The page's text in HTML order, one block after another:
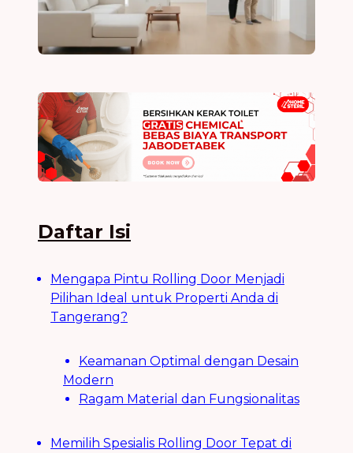
Daftar Isi
Mengapa Pintu Rolling Door Menjadi
Pilihan Ideal untuk Properti Anda di
Tangerang?
Keamanan Optimal dengan Desain
Modern
Ragam Material dan Fungsionalitas
Memilih Spesialis Rolling Door Tepat di